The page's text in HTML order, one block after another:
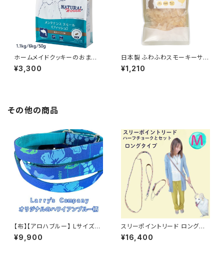
ホームメイドクッキーのおまけ
付【送料無料】メンテナンススモ
ールフィッシュ 1.1kg ドッグフ
¥3,300
日本製 ふわふわスモーキーササ
ミ 40g｜厚削り燻製 鶏ささみ
トッピング
¥1,210
その他の商品
【布】【アロハブルー】 Lサイズの
ハーフチョークカラー 横幅2.5c
m 首のサイズに合わせて作りま
¥9,900
スリーポイントリード ロングロ
ングタイプとハーフチョークのセ
ット 送料無料★中型犬用 ショル
¥16,400